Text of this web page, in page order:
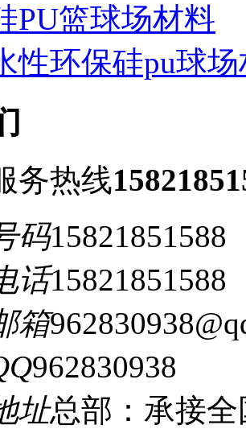
PU篮球场材料
性环保硅pu球
务热线
码15821851588
话15821851588
箱
962830938
址总部：承接